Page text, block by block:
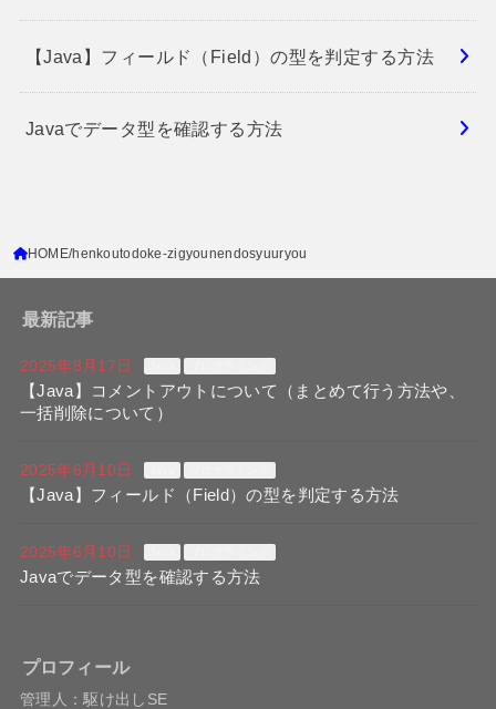
【Java】フィールド（Field）の型を判定する方法
Javaでデータ型を確認する方法
HOME henkoutodoke-zigyounendosyuuryou
最新記事
2025年8月17日
【Java】コメントアウトについて（まとめて行う方法や、
一括削除について）
2025年6月10日
【Java】フィールド（Field）の型を判定する方法
2025年6月10日
Javaでデータ型を確認する方法
プロフィール
管理人：駆け出しSE